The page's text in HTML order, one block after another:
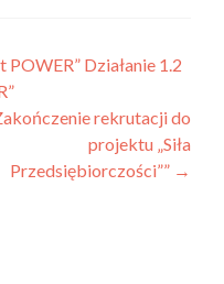
Działanie 1.2
rekrutacji do
projektu „Siła
Przedsiębiorczości”” →